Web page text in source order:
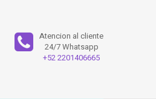
Atencion al cliente
24/7 Whatsapp
+52 2201406665